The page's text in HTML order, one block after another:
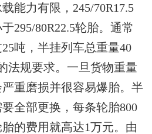
能力有限，245/70R17.5
295/80R22.5轮胎。通常
吨，半挂列车总重量40
法规要求。一旦货物重量
重磨损并很容易爆胎。半
全部更换，每条轮胎800
的费用就高达1万元。由